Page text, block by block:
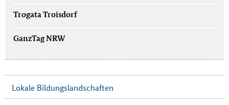
Trogata Troisdorf
GanzTag NRW
Lokale Bildungslandschaften